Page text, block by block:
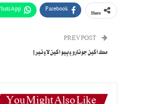
Facebook
ھڪ اکين جو تارو ۽ ٻيو اکين لاءِ تير !